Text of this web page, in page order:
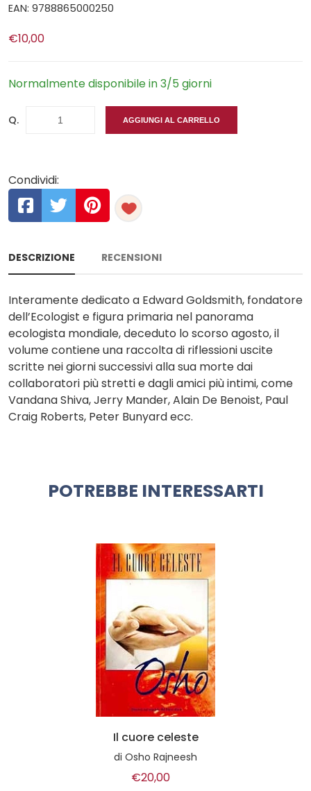
EAN: 9788865000250
€10,00
Normalmente disponibile in 3/5 giorni
Q. AGGIUNGI AL CARRELLO
Condividi:
DESCRIZIONE RECENSIONI
Interamente dedicato a Edward Goldsmith, fondatore
dell’Ecologist e figura primaria nel panorama
ecologista mondiale, deceduto lo scorso agosto, il
volume contiene una raccolta di riflessioni uscite
scritte nei giorni successivi alla sua morte dai
collaboratori più stretti e dagli amici più intimi, come
Vandana Shiva, Jerry Mander, Alain De Benoist, Paul
Craig Roberts, Peter Bunyard ecc.
POTREBBE INTERESSARTI
Il cuore celeste
di Osho Rajneesh
€20,00